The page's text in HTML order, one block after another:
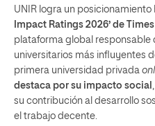
UNIR logra un posicionamiento
Impact Ratings 2026’ de
plataforma global responsable
universitarios más influyentes
primera universidad privada
destaca por su impacto social
su contribución al desarrollo
el trabajo decente.